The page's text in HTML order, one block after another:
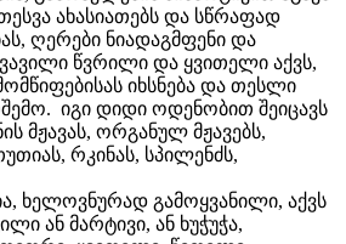
ახასიათებს და სწრაფად
ღერები ნიადაგმფენი და
წვრილი და ყვითელი აქვს,
იხსნება და თესლი
იგი დიდი ოდენობით შეიცავს
მჟავას, ორგანულ მჟავებს,
რკინას, სპილენძს,
ხელოვნურად გამოყვანილი, აქვს
ან მარტივი, ან ხუჭუჭა,